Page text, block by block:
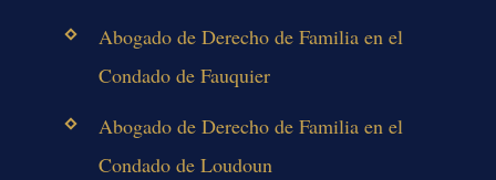
Abogado de Derecho de Familia en el
Condado de Fauquier
Abogado de Derecho de Familia en el
Condado de Loudoun